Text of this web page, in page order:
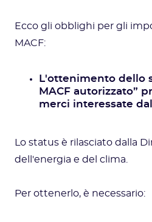
Ecco gli obblighi per gli
MACF:
L'ottenimento dello
MACF autorizzato”
merci interessate
Lo status è rilasciato dalla
dell'energia e del clima.
Per ottenerlo, è necessario: